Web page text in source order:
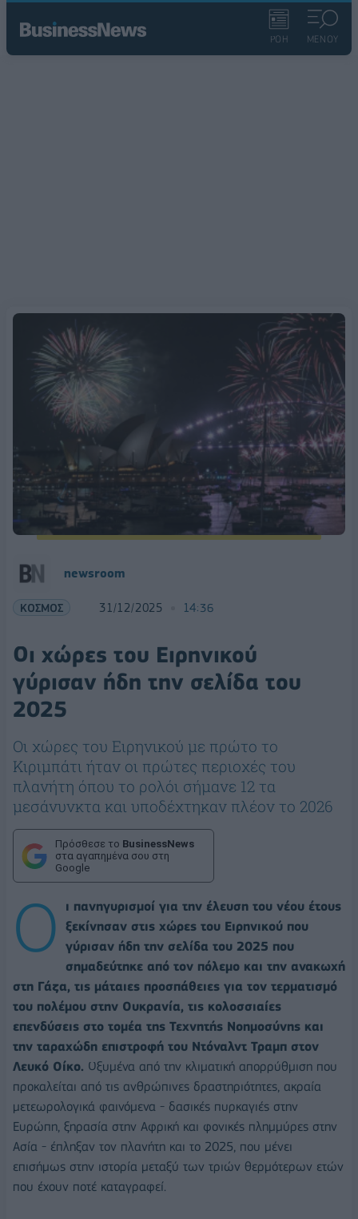
ΡΟΗ ΜΕΝΟΥ
newsroom
ΚΟΣΜΟΣ 31/12/2025 14:36
Οι χώρες του Ειρηνικού
γύρισαν ήδη την σελίδα του
2025
Οι χώρες του Ειρηνικού με πρώτο το
Κιριμπάτι ήταν οι πρώτες περιοχές του
πλανήτη όπου το ρολόι σήμανε 12 τα
μεσάνυνκτα και υποδέχτηκαν πλέον το 2026
Πρόσθεσε το BusinessNews
στα αγαπημένα σου στη
Google
Ο
ι πανηγυρισμοί για την έλευση του νέου έτους
ξεκίνησαν στις χώρες του Ειρηνικού που
γύρισαν ήδη την σελίδα του 2025 που
σημαδεύτηκε από τον πόλεμο και την ανακωχή
στη Γάζα, τις μάταιες προσπάθειες για τον τερματισμό
του πολέμου στην Ουκρανία, τις κολοσσιαίες
επενδύσεις στο τομέα της Τεχνητής Νοημοσύνης και
την ταραχώδη επιστροφή του Ντόναλντ Τραμπ στον
Λευκό Οίκο. Οξυμένα από την κλιματική απορρύθμιση που
προκαλείται από τις ανθρώπινες δραστηριότητες, ακραία
μετεωρολογικά φαινόμενα - δασικές πυρκαγιές στην
Ευρώπη, ξηρασία στην Αφρική και φονικές πλημμύρες στην
Ασία - έπληξαν τον πλανήτη και το 2025, που μένει
επισήμως στην ιστορία μεταξύ των τριών θερμότερων ετών
που έχουν ποτέ καταγραφεί.